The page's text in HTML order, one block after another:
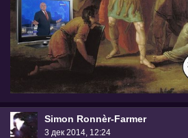
Simon Ronnèr-Farmer
3 дек 2014, 12:24